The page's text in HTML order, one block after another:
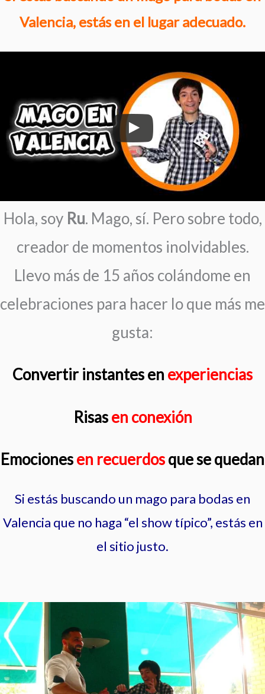
Valencia, estás en el lugar adecuado.
Hola, soy Ru. Mago, sí. Pero sobre todo,
creador de momentos inolvidables.
Llevo más de 15 años colándome en
celebraciones para hacer lo que más me
gusta:
Convertir instantesen experiencias
Risasen conexión
Emocionesen recuerdosque se quedan
Si estás buscando un mago para bodas en
Valencia que no haga “el show típico”, estás en
el sitio justo.